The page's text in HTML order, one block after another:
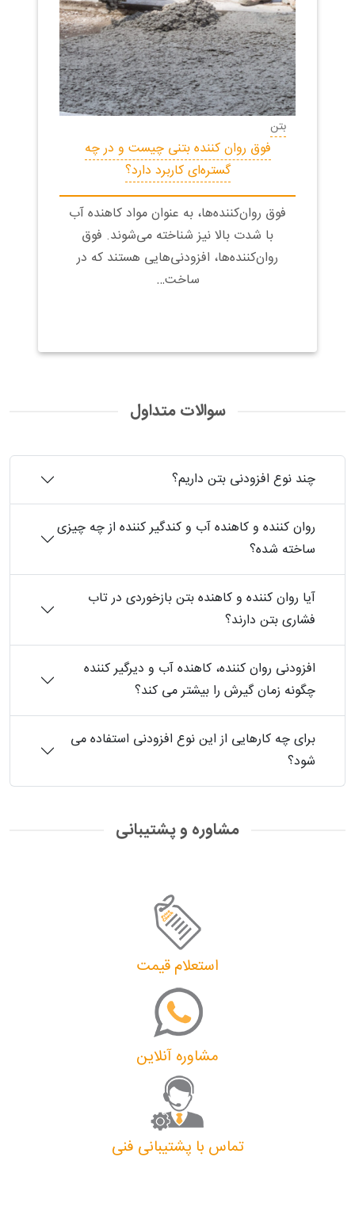
بتن
فوق روان کننده بتنی چیست و در چه
گستره‌ای کاربرد دارد؟
فوق روان‌کننده‌ها، به عنوان مواد کاهنده آب
با شدت بالا نیز شناخته می‌شوند. فوق
روان‌کننده‌ها، افزودنی‌هایی هستند که در
ساخت…
سوالات متداول
چند نوع افزودنی بتن داریم؟
روان کننده و کاهنده آب و کندگیر کننده از چه چیزی
ساخته شده؟
آیا روان کننده و کاهنده بتن بازخوردی در تاب
فشاری بتن دارند؟
افزودنی روان کننده، کاهنده آب و دیرگیر کننده
چگونه زمان گیرش را بیشتر می کند؟
برای چه کارهایی از این نوع افزودنی استفاده می
شود؟
مشاوره و پشتیبانی
استعلام قیمت
مشاوره آنلاین
تماس با پشتیبانی فنی